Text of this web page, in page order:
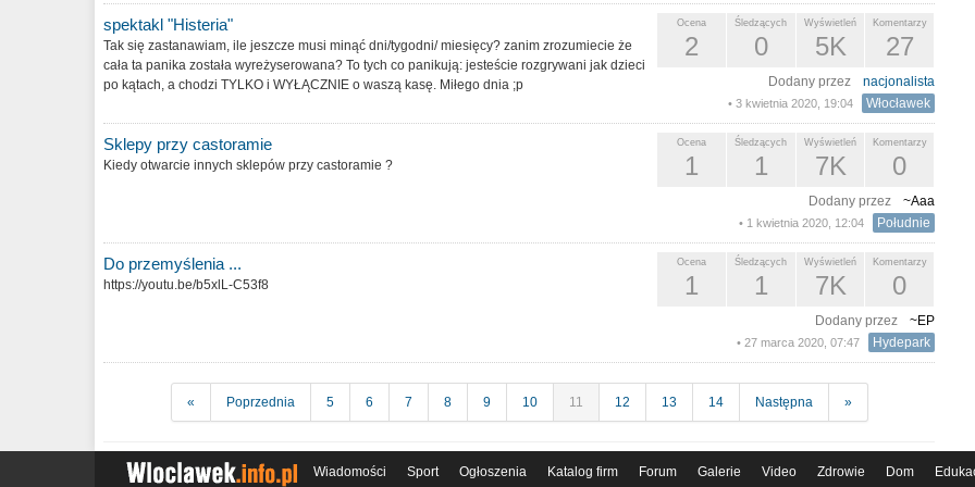
spektakl "Histeria"
Tak się zastanawiam, ile jeszcze musi minąć dni/tygodni/ miesięcy? zanim zrozumiecie że
cała ta panika została wyreżyserowana? To tych co panikują: jesteście rozgrywani jak dzieci
po kątach, a chodzi TYLKO i WYŁĄCZNIE o waszą kasę. Miłego dnia ;p
Komentarzy
27
Wyświetleń
5K
Śledzących
0
Ocena
2
Dodany przez nacjonalista
• 3 kwietnia 2020, 19:04 Włocławek
Sklepy przy castoramie
Kiedy otwarcie innych sklepów przy castoramie ?
Komentarzy
0
Wyświetleń
7K
Śledzących
1
Ocena
1
Dodany przez ~Aaa
• 1 kwietnia 2020, 12:04 Południe
Do przemyślenia ...
https://youtu.be/b5xlL-C53f8
Komentarzy
0
Wyświetleń
7K
Śledzących
1
Ocena
1
Dodany przez ~EP
• 27 marca 2020, 07:47 Hydepark
« Poprzednia 5 6 7 8 9 10 11 12 13 14 Następna »
Wiadomości Sport Ogłoszenia Katalog firm Forum Galerie Video Zdrowie Dom